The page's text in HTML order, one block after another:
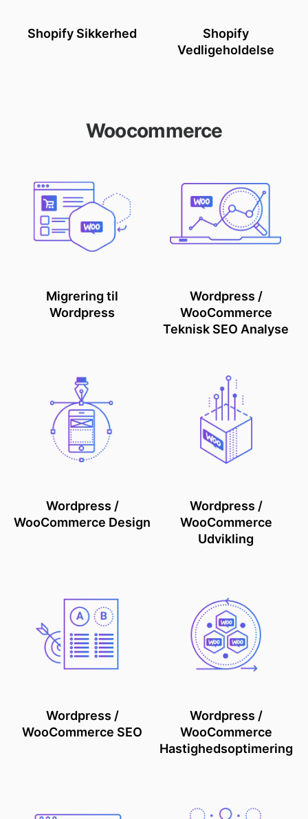
Shopify Sikkerhed
Shopify
Vedligeholdelse
Woocommerce
Migrering til
Wordpress
Wordpress /
WooCommerce
Teknisk SEO Analyse
Wordpress /
WooCommerce Design
Wordpress /
WooCommerce
Udvikling
Wordpress /
WooCommerce SEO
Wordpress /
WooCommerce
Hastighedsoptimering